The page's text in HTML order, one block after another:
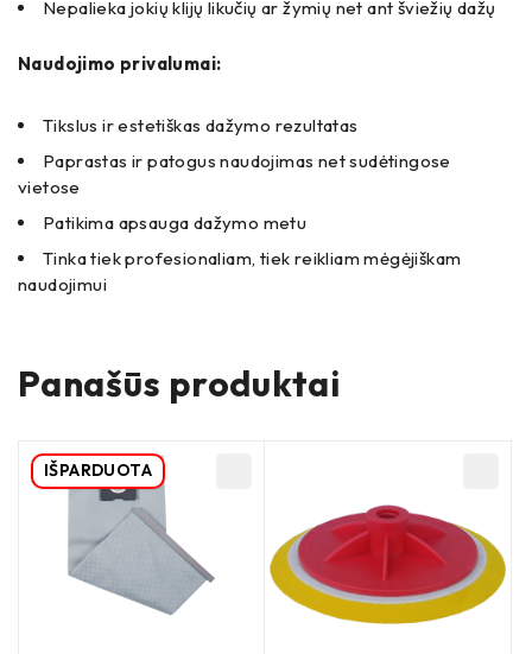
Nepalieka jokių klijų likučių ar žymių net ant šviežių dažų
Naudojimo privalumai:
Tikslus ir estetiškas dažymo rezultatas
Paprastas ir patogus naudojimas net sudėtingose
vietose
Patikima apsauga dažymo metu
Tinka tiek profesionaliam, tiek reikliam mėgėjiškam
naudojimui
Panašūs produktai
IŠPARDUOTA